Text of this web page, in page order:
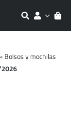
»Bolsos y mochilas
2026